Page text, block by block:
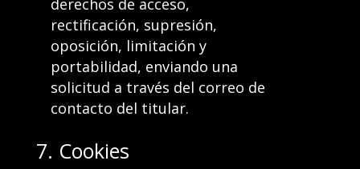
derechos de acceso,
rectificación, supresión,
oposición, limitación y
portabilidad, enviando una
solicitud a través del correo de
contacto del titular.
7. Cookies